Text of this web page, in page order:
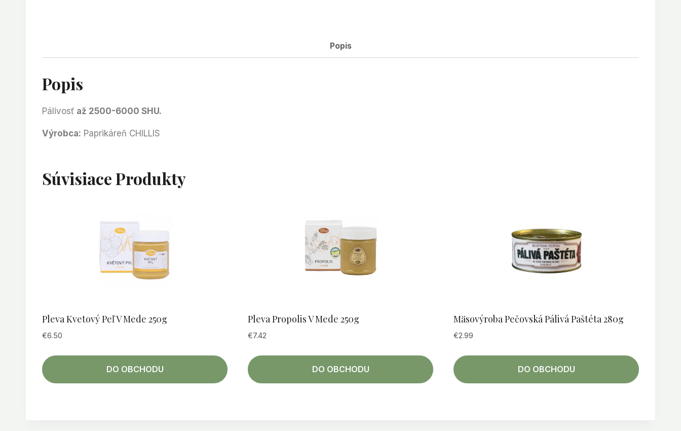
Popis
Popis
Pálivosť až 2500-6000 SHU.
Výrobca: Paprikáreň CHILLIS
Súvisiace Produkty
Pleva Kvetový Peľ V Mede 250g
€6.50
DO OBCHODU
Pleva Propolis V Mede 250g
€7.42
DO OBCHODU
Mäsovýroba Pečovská Pálivá Paštéta 280g
€2.99
DO OBCHODU